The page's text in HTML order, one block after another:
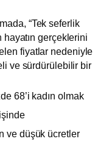
“Tek seferlik
gerçeklerini
fiyatlar nedeniyle
ve sürdürülebilir bir
68’i kadın olmak
ve düşük ücretler